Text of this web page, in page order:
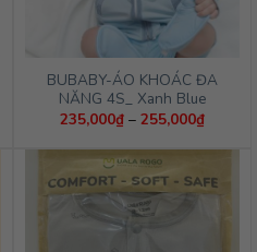
BUBABY-ÁO KHOÁC ĐA
NĂNG 4S_ Xanh Blue
235,000₫ – 255,000₫Khoảng
từ
đến